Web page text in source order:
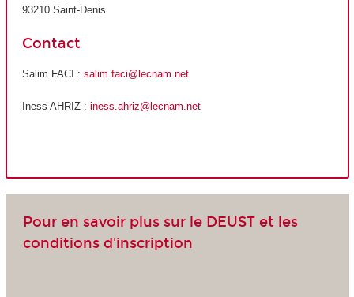
93210 Saint-Denis
Contact
Salim FACI : salim.faci@lecnam.net
Iness AHRIZ : iness.ahriz@lecnam.net
Pour en savoir plus sur le DEUST et les
conditions d'inscription